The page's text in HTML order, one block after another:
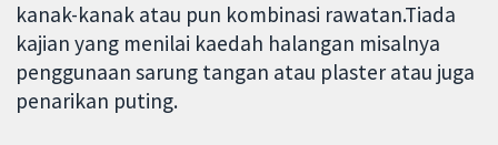
kanak-kanak atau pun kombinasi rawatan.Tiada
kajian yang menilai kaedah halangan misalnya
penggunaan sarung tangan atau plaster atau juga
penarikan puting.